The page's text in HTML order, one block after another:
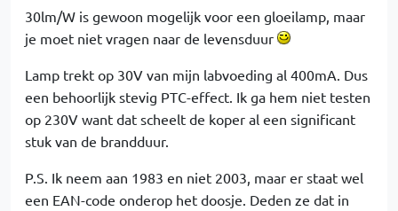
30lm/W is gewoon mogelijk voor een gloeilamp, maar
je moet niet vragen naar de levensduur
Lamp trekt op 30V van mijn labvoeding al 400mA. Dus
een behoorlijk stevig PTC-effect. Ik ga hem niet testen
op 230V want dat scheelt de koper al een significant
stuk van de brandduur.
P.S. Ik neem aan 1983 en niet 2003, maar er staat wel
een EAN-code onderop het doosje. Deden ze dat in